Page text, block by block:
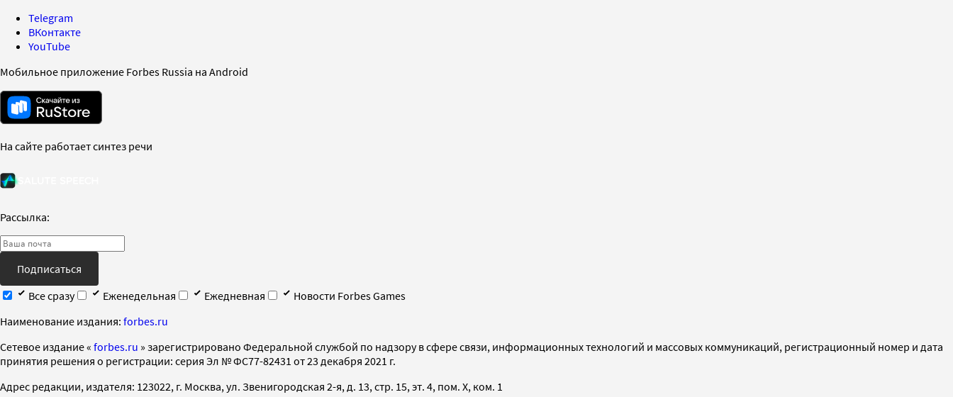
Telegram
ВКонтакте
YouTube
Мобильное приложение Forbes Russia на Android
На сайте работает синтез речи
Рассылка:
Подписаться
Все сразу
Еженедельная Ежедневная
Новости Forbes Games
Наименование издания: forbes.ru
Cетевое издание « forbes.ru » зарегистрировано Федеральной службой по надзору в сфере связи, информационных технологий и массовых коммуникаций, регистрационный номер и дата
принятия решения о регистрации: серия Эл № ФС77-82431 от 23 декабря 2021 г.
Адрес редакции, издателя: 123022, г. Москва, ул. Звенигородская 2-я, д. 13, стр. 15, эт. 4, пом. X, ком. 1